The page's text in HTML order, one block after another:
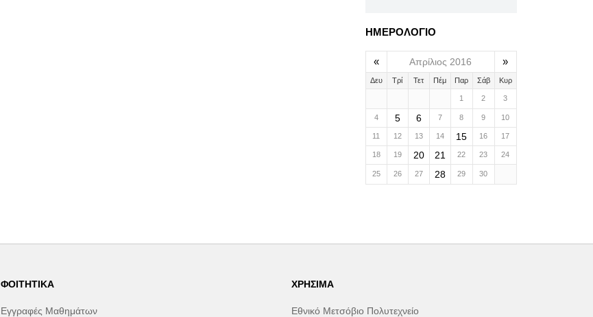
ΗΜΕΡΟΛΟΓΙΟ
« Απρίλιος 2016 »
Δευ Τρί Τετ Πέμ Παρ Σάβ Κυρ
1 2 3
4 5 6 7 8 9 10
11 12 13 14 15 16 17
18 19 20 21 22 23 24
25 26 27 28 29 30
ΦΟΙΤΗΤΙΚΆ
Εγγραφές Μαθημάτων
ΧΡΉΣΙΜΑ
Εθνικό Μετσόβιο Πολυτεχνείο